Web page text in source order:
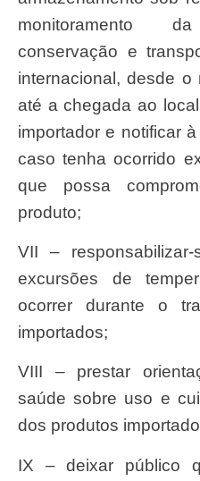
monitoramento
conservação e
internacional, desde o
até a chegada ao
importador e notificar
caso tenha ocorrido
que possa
produto;
VII – responsabilizar-se pela avaliação das
excursões de
ocorrer durante o
importados;
VIII – prestar orientações aos serviços de
saúde sobre uso e
dos produtos
IX – deixar público que o produto não foi